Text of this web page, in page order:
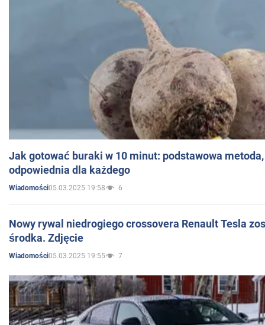
Jak gotować buraki w 10 minut: podstawowa
odpowiednia dla każdego
Wiadomości05.03.2025 19:58 6
Nowy rywal niedrogiego crossovera Renault Tesla
środka. Zdjęcie
Wiadomości05.03.2025 19:55 7